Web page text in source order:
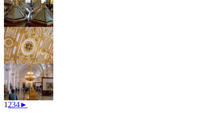
1 234►